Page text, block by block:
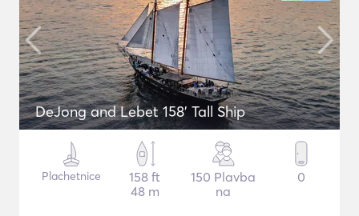
DeJong and Lebet 158' Tall Ship
Plachetnice
158 ft
48 m
150 Plavba
na
0